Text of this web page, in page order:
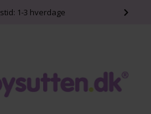
1-3 hverdage